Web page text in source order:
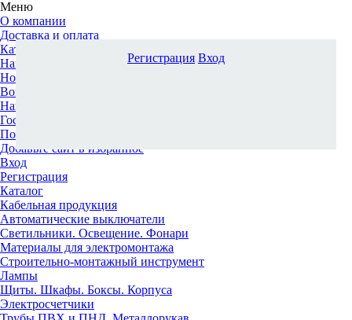
Меню
О компании
Доставка и оплата
Каталог
Наши офисы
Новости и новинки
Вопрос-ответ
Наша команда
Гос. заказчикам
Поставщикам
Добавьте сайт в избранное
Вход
Регистрация
Каталог
Кабельная продукция
Автоматические выключатели
Светильники. Освещение. Фонари
Материалы для электромонтажа
Строительно-монтажный инструмент
Лампы
Щиты. Шкафы. Боксы. Корпуса
Электросчетчики
Регистрация Вход